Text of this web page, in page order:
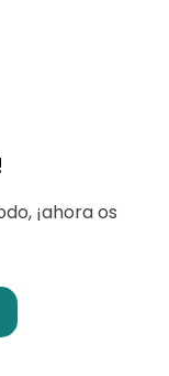
¡ahora os